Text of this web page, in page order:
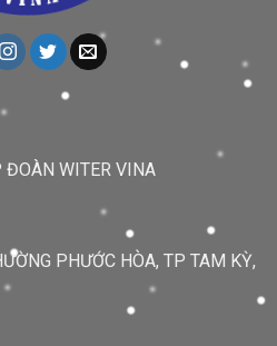
ĐOÀN WITER VINA
PHƯỚC HÒA, TP TAM KỲ,